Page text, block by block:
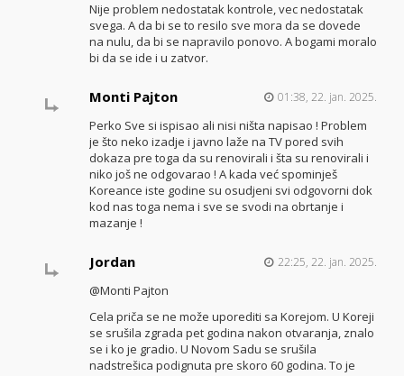
Nije problem nedostatak kontrole, vec nedostatak
svega. A da bi se to resilo sve mora da se dovede
na nulu, da bi se napravilo ponovo. A bogami moralo
bi da se ide i u zatvor.
Monti Pajton 01:38, 22. jan. 2025.
Perko Sve si ispisao ali nisi ništa napisao ! Problem
je što neko izadje i javno laže na TV pored svih
dokaza pre toga da su renovirali i šta su renovirali i
niko još ne odgovarao ! A kada već spominješ
Koreance iste godine su osudjeni svi odgovorni dok
kod nas toga nema i sve se svodi na obrtanje i
mazanje !
Jordan 22:25, 22. jan. 2025.
@Monti Pajton
Cela priča se ne može uporediti sa Korejom. U Koreji
se srušila zgrada pet godina nakon otvaranja, znalo
se i ko je gradio. U Novom Sadu se srušila
nadstrešica podignuta pre skoro 60 godina. To je